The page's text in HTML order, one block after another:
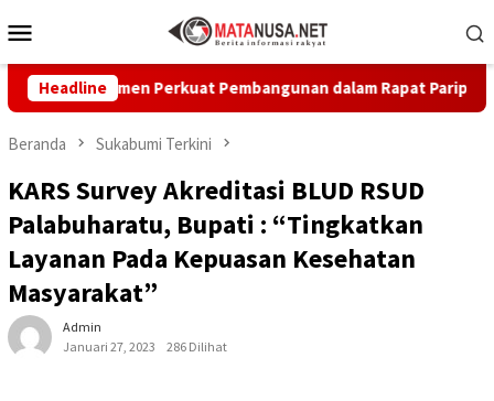
ke
Mobile
Headline
Perkuat Pembangunan dalam Rapat Paripurna Dprd
Beranda Sukabumi Terkini
KARS Survey Akreditasi BLUD RSUD
Palabuharatu, Bupati : “Tingkatkan
Layanan Pada Kepuasan Kesehatan
Masyarakat”
Admin
Januari 27, 2023
286 Dilihat